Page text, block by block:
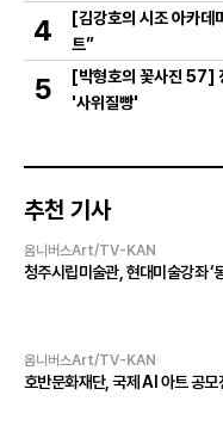
4
[김강호의 시조 아카
트”
5
[박형호의 꽃사진 57]
'사위질빵'
추천 기사
옴니버스Art/TV-KAN
청주시립미술관, 현대미술강좌 ‘
옴니버스Art/TV-KAN
호반문화재단, 국제 AI 아트 공모